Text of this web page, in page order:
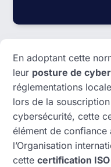
En adoptant cette
leur posture de
réglementations
lors de la souscription
cybersécurité, cette
élément de confiance
l’Organisation
cettecertification ISO